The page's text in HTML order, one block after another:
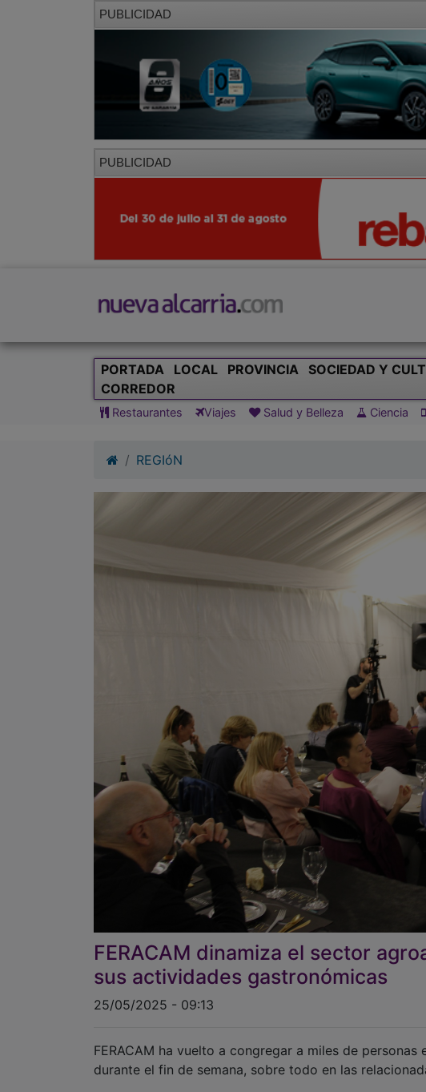
PUBLICIDAD
PUBLICIDAD
PORTADA LOCAL PROVINCIA SOCIEDAD Y
CORREDOR
Restaurantes Viajes Salud y Belleza Ciencia
REGIóN
FERACAM dinamiza el sector
sus actividades gastronómicas
25/05/2025 - 09:13
FERACAM ha vuelto a congregar a miles de
durante el fin de semana, sobre todo en las